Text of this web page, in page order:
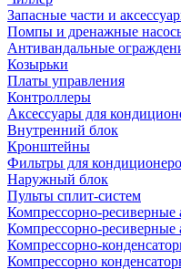
Запасные части и
Помпы и дренажные
Антивандальные
Козырьки
Платы управления
Контроллеры
Аксессуары для
Внутренний блок
Кронштейны
Фильтры для
Наружный блок
Пульты сплит-систем
Компрессорно-ресиверные
Компрессорно-ресиверные
Компрессорно-
Компрессорно